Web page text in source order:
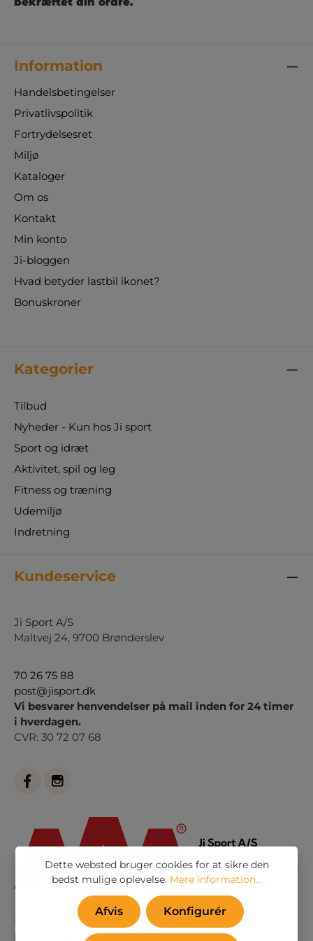
Information
Handelsbetingelser
Privatlivspolitik
Fortrydelsesret
Miljø
Kataloger
Om os
Kontakt
Min konto
Ji-bloggen
Hvad betyder lastbil ikonet?
Bonuskroner
Kategorier
Tilbud
Nyheder - Kun hos Ji sport
Sport og idræt
Aktivitet, spil og leg
Fitness og træning
Udemiljø
Indretning
Kundeservice
Ji Sport A/S
Maltvej 24, 9700 Brønderslev
70 26 75 88
post@jisport.dk
Vi besvarer henvendelser på mail inden for 24 timer
i hverdagen.
CVR: 30 72 07 68
Eller via vores kontaktformular
. Vi besvarer alle
henvendelser indenfor 24 timer i hverdagen
Dette websted bruger cookies for at sikre den
bedst mulige oplevelse. Mere information...
Afvis Konfigurér